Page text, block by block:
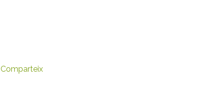
PComparteix